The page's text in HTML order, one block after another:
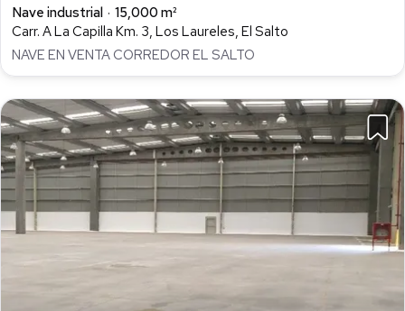
Nave industrial
15,000 m²
Carr. A La Capilla Km. 3, Los Laureles, El Salto
NAVE EN VENTA CORREDOR EL SALTO